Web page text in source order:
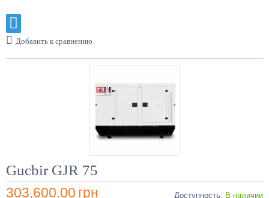
Добавить к сравнению
Gucbir GJR 75
303,600.00 грн Доступность: В наличии